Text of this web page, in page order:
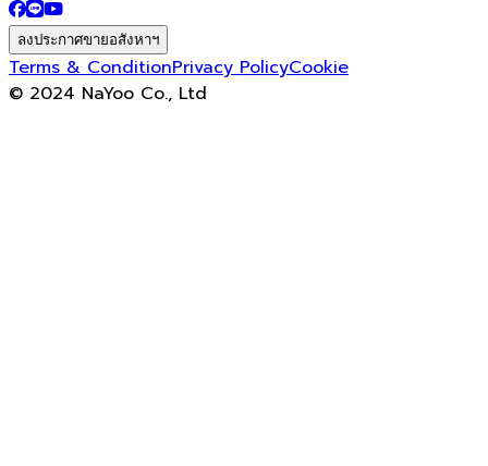
ลงประกาศขายอสังหาฯ
Terms & ConditionPrivacy PolicyCookie
© 2024 NaYoo Co., Ltd